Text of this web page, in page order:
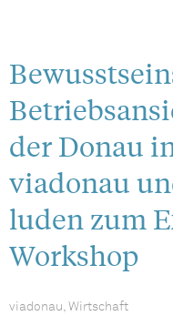
der Donau
viadonau
luden zum
Workshop
viadonau, Wirtschaft